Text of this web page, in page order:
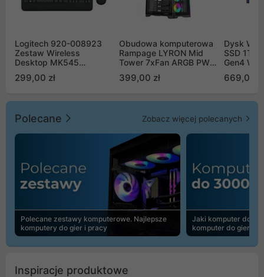
Logitech 920-008923
Zestaw Wireless
Desktop MK545
299,00 zł
Obudowa komputerowa
Rampage LYRON Mid
Tower 7xFan ARGB PWM
399,00 zł
Dysk WD
SSD 1TB
Gen4
669,00
Polecane Zobacz więcej polecanych
Polecane zestawy komputerowe. Najlepsze
komputery do gier i pracy
Jaki komputer do
komputer do gier |
Inspiracje produktowe